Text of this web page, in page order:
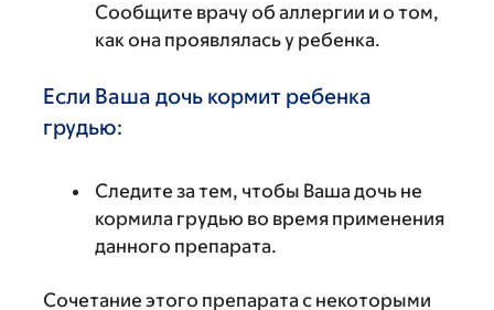
Сообщите врачу об аллергии и о том,
как она проявлялась у ребенка.
Если Ваша дочь кормит ребенка
грудью:
Следите за тем, чтобы Ваша дочь не
кормила грудью во время применения
данного препарата.
Сочетание этого препарата с некоторыми